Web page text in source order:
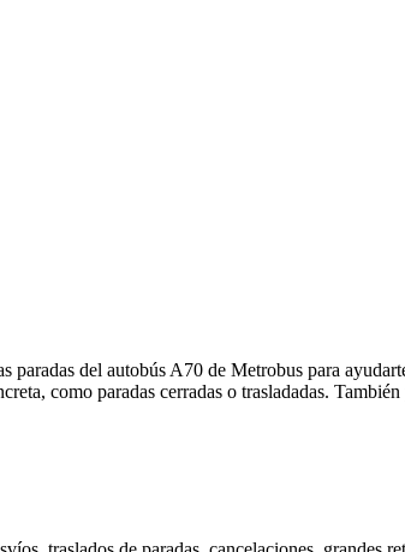
paradas del autobús A70 de Metrobus para
como paradas cerradas o trasladadas.